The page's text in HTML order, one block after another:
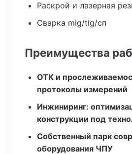
Раскрой и лазерная
Сварка mig/tig/сп
Преимущества
ОТК и
протоколы измерений
Инжиниринг:
конструкции под
Собственный парк
оборудования ЧПУ